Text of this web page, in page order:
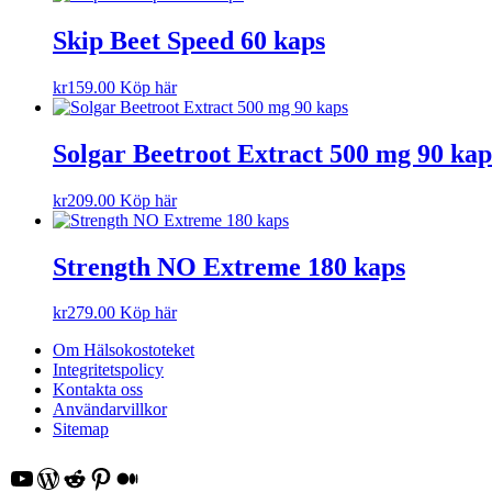
Skip Beet Speed 60 kaps
kr159.00 Köp här
Solgar Beetroot Extract 500 mg 90
kr209.00 Köp här
Strength NO Extreme 180 kaps
kr279.00 Köp här
Om Hälsokostoteket
Integritetspolicy
Kontakta oss
Användarvillkor
Sitemap
YouTube
WordPress
Reddit
Pinterest
Medium